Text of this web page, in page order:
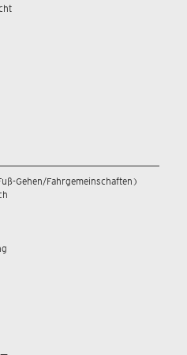
Gehen/Fahrgemeinschaften)